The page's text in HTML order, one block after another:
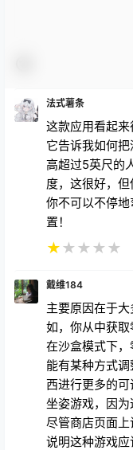
法式薯条
这款应用看起
它告诉我如何
高超过5英尺的
度，这很好，
你不可以不停
置！
★★ ★ ★ ★
戴维184
主要原因在于
如，你从中获
在沙盒模式下
能有某种方式
西进行更多的
坐姿游戏，因为
尽管商店页面
说明这种游戏